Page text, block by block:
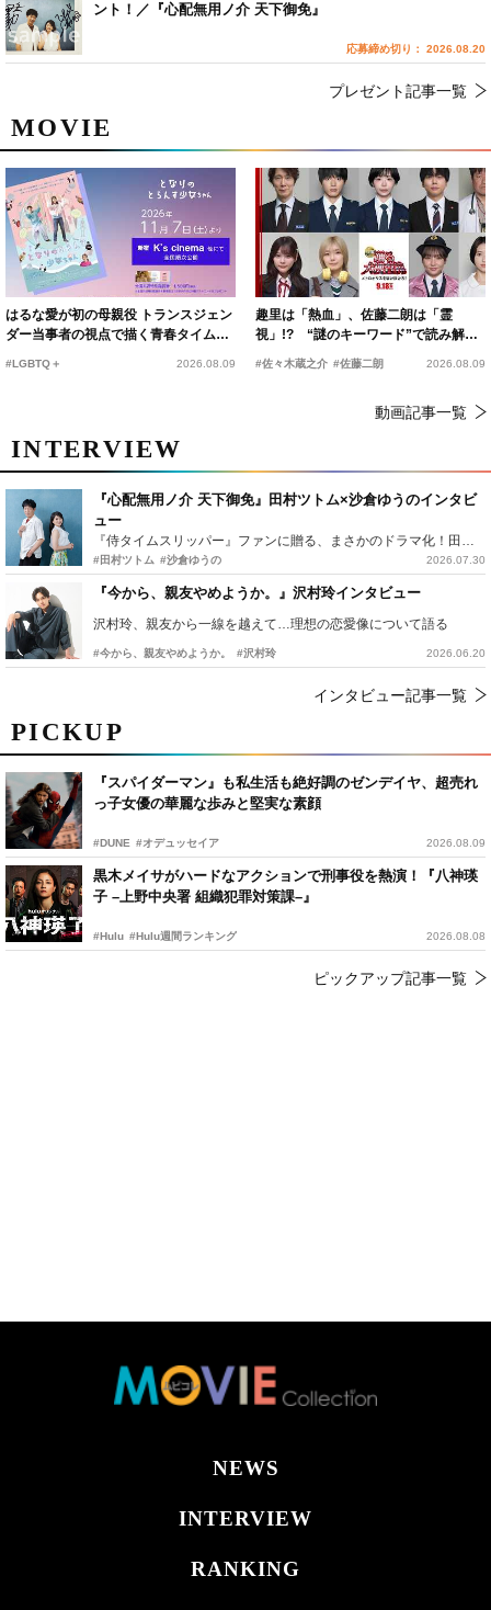
PICKUP
『スパイダーマン』も私生活も絶好調のゼンデイヤ、超売れ
っ子女優の華麗な歩みと堅実な素顔
#DUNE #オデュッセイア 2026.08.09
黒木メイサがハードなアクションで刑事役を熱演！『八神瑛
子 –上野中央署 組織犯罪対策課–』
#Hulu #Hulu週間ランキング 2026.08.08
ピックアップ記事一覧
MOVIE
はるな愛が初の母親役 トランスジェン
ダー当事者の視点で描く青春タイムス
#LGBTQ＋ 2026.08.09
趣里は「熱血」、佐藤二朗は「霊
視」!? “謎のキーワード”で読み解く
『踊る大捜査線 N.E.W.』新メンバー
#佐々木蔵之介 #佐藤二朗 2026.08.09
動画記事一覧
INTERVIEW
『心配無用ノ介 天下御免』田村ツトム×沙倉ゆうのインタビ
ュー
『侍タイムスリッパー』ファンに贈る、まさかのドラマ化！田村ツトム×沙倉ゆうのが語る『心配無用ノ介』撮影秘話
#田村ツトム #沙倉ゆうの 2026.07.30
『今から、親友やめようか。』沢村玲インタビュー
沢村玲、親友から一線を越えて…理想の恋愛像について語る
#今から、親友やめようか。 #沢村玲 2026.06.20
インタビュー記事一覧
ント！／『心配無用ノ介 天下御免』
応募締め切り： 2026.08.20
プレゼント記事一覧
NEWS
INTERVIEW
RANKING